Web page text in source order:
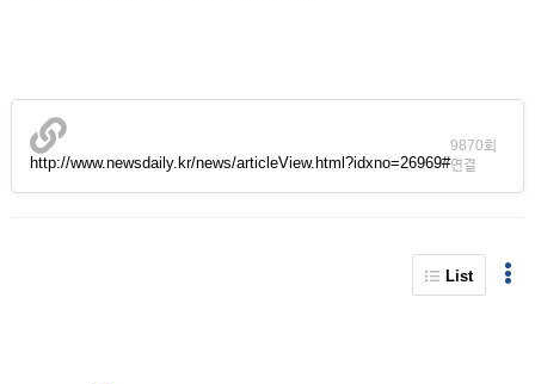
http://www.newsdaily.kr/news/articleView.html?idxno=26969#
9870회
연결
List